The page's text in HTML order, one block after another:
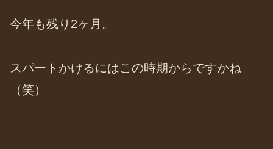
今年も残り2ヶ月。
スパートかけるにはこの時期からですかね
（笑）